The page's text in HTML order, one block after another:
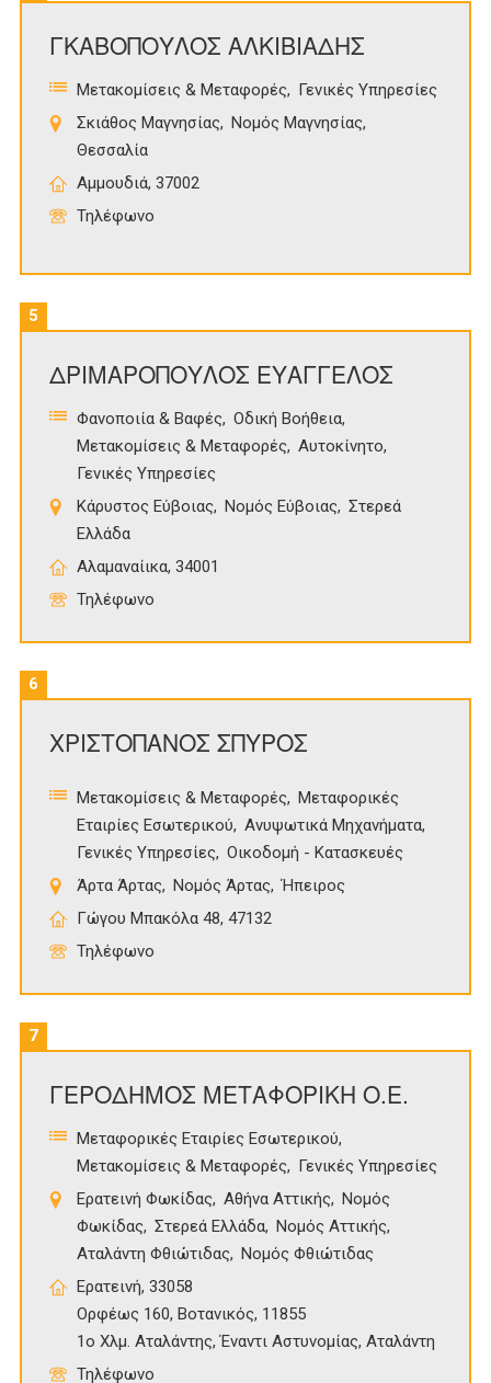
ΓΚΑΒΟΠΟΥΛΟΣ ΑΛΚΙΒΙΑΔΗΣ
Μετακομίσεις & Μεταφορές
Γενικές Υπηρεσίες
Σκιάθος Μαγνησίας
Νομός Μαγνησίας
Θεσσαλία
Αμμουδιά, 37002
Τηλέφωνο
5
ΔΡΙΜΑΡΟΠΟΥΛΟΣ ΕΥΑΓΓΕΛΟΣ
Φανοποιία & Βαφές
Οδική Βοήθεια
Μετακομίσεις & Μεταφορές
Αυτοκίνητο
Γενικές Υπηρεσίες
Κάρυστος Εύβοιας
Νομός Εύβοιας
Στερεά
Ελλάδα
Αλαμαναίικα, 34001
Τηλέφωνο
6
ΧΡΙΣΤΟΠΑΝΟΣ ΣΠΥΡΟΣ
Μετακομίσεις & Μεταφορές
Μεταφορικές
Εταιρίες Εσωτερικού
Ανυψωτικά Μηχανήματα
Γενικές Υπηρεσίες
Οικοδομή - Κατασκευές
Άρτα Άρτας
Νομός Άρτας
Ήπειρος
Γώγου Μπακόλα 48, 47132
Τηλέφωνο
7
ΓΕΡΟΔΗΜΟΣ ΜΕΤΑΦΟΡΙΚΗ Ο.Ε.
Μεταφορικές Εταιρίες Εσωτερικού
Μετακομίσεις & Μεταφορές
Γενικές Υπηρεσίες
Ερατεινή Φωκίδας
Αθήνα Αττικής
Νομός
Φωκίδας
Στερεά Ελλάδα
Νομός Αττικής
Αταλάντη Φθιώτιδας
Νομός Φθιώτιδας
Ερατεινή, 33058
Ορφέως 160, Βοτανικός, 11855
1ο Χλμ. Αταλάντης, Έναντι Αστυνομίας, Αταλάντη
Τηλέφωνο